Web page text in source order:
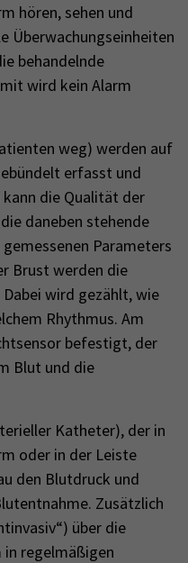
hören, sehen und
Überwachungseinheiten
behandelnde
wird kein Alarm
weg) werden auf
erfasst und
die Qualität der
daneben stehende
Parameters
Brust werden die
wird gezählt, wie
Rhythmus. Am
befestigt, der
Blut und die
Katheter), der in
oder in der Leiste
den Blutdruck und
Zusätzlich
über die
regelmäßigen